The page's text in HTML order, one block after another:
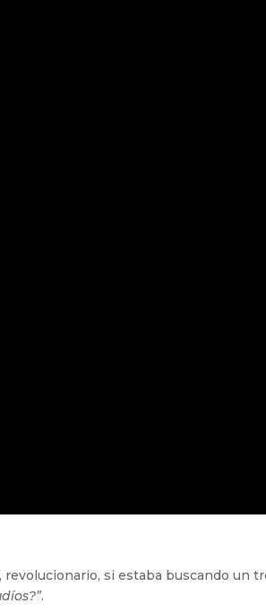
revolucionario, si estaba buscando un
.